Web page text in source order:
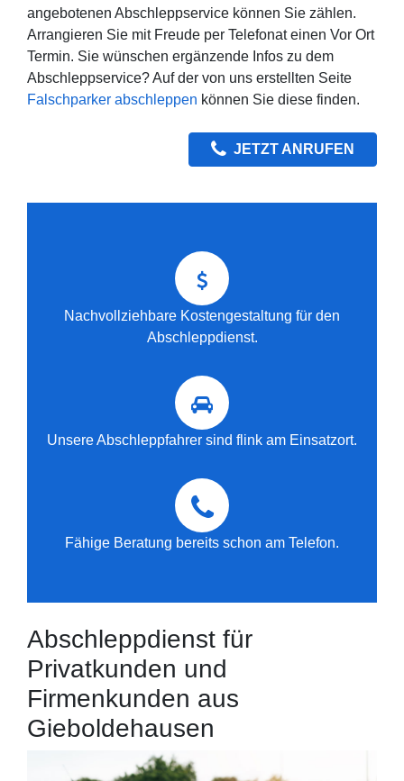
angebotenen Abschleppservice können Sie zählen.
Arrangieren Sie mit Freude per Telefonat einen Vor Ort
Termin. Sie wünschen ergänzende Infos zu dem
Abschleppservice? Auf der von uns erstellten Seite
Falschparker abschleppen können Sie diese finden.
JETZT ANRUFEN
Nachvollziehbare Kostengestaltung für den
Abschleppdienst.
Unsere Abschleppfahrer sind flink am Einsatzort.
Fähige Beratung bereits schon am Telefon.
Abschleppdienst für
Privatkunden und
Firmenkunden aus
Gieboldehausen